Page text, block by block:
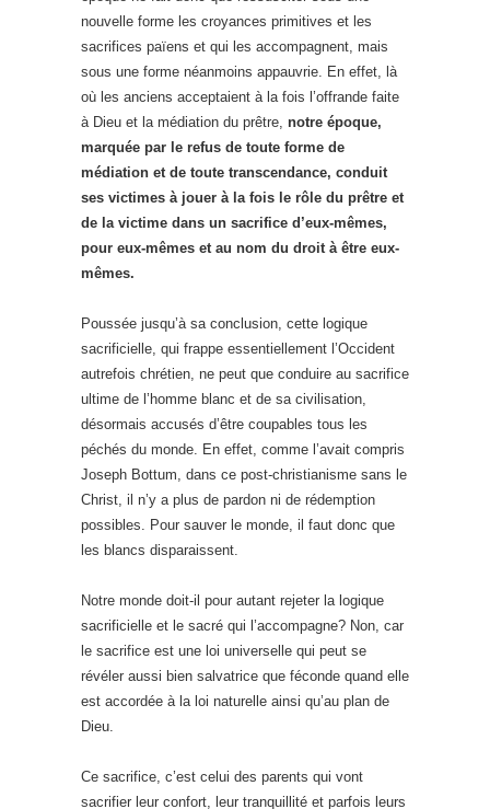
nouvelle forme les croyances primitives et les
sacrifices païens et qui les accompagnent, mais
sous une forme néanmoins appauvrie. En effet, là
où les anciens acceptaient à la fois l’offrande faite
à Dieu et la médiation du prêtre, notre époque,
marquée par le refus de toute forme de
médiation et de toute transcendance, conduit
ses victimes à jouer à la fois le rôle du prêtre et
de la victime dans un sacrifice d’eux-mêmes,
pour eux-mêmes et au nom du droit à être eux-
mêmes.
Poussée jusqu’à sa conclusion, cette logique
sacrificielle, qui frappe essentiellement l’Occident
autrefois chrétien, ne peut que conduire au sacrifice
ultime de l’homme blanc et de sa civilisation,
désormais accusés d’être coupables tous les
péchés du monde. En effet, comme l’avait compris
Joseph Bottum, dans ce post-christianisme sans le
Christ, il n’y a plus de pardon ni de rédemption
possibles. Pour sauver le monde, il faut donc que
les blancs disparaissent.
Notre monde doit-il pour autant rejeter la logique
sacrificielle et le sacré qui l’accompagne? Non, car
le sacrifice est une loi universelle qui peut se
révéler aussi bien salvatrice que féconde quand elle
est accordée à la loi naturelle ainsi qu’au plan de
Dieu.
Ce sacrifice, c’est celui des parents qui vont
sacrifier leur confort, leur tranquillité et parfois leurs